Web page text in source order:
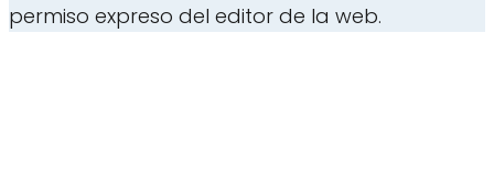
permiso expreso del editor de la web.